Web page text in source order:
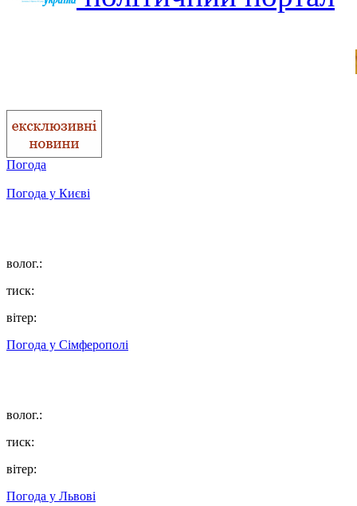
Погода
Погода у Києві
волог.:
тиск:
вітер:
Погода у Сімферополі
волог.:
тиск:
вітер:
Погода у Львові